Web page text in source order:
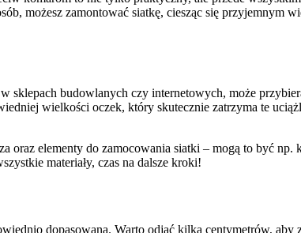
możesz zamontować siatkę, ciesząc się przyjemnym
sklepach budowlanych czy internetowych, może
wielkości oczek, który skutecznie zatrzyma te
elementy do zamocowania siatki – mogą to być np.
materiały, czas na dalsze kroki!
dopasowana. Warto odjąć kilka centymetrów, aby